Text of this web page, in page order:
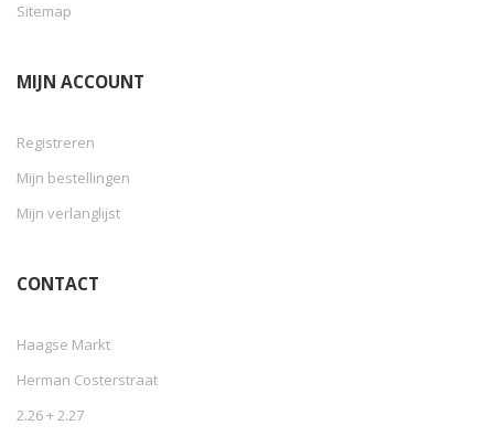
Sitemap
MIJN ACCOUNT
Registreren
Mijn bestellingen
Mijn verlanglijst
CONTACT
Haagse Markt
Herman Costerstraat
2.26 + 2.27